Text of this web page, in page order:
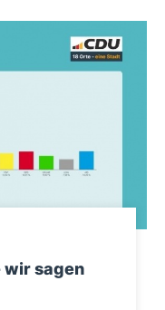
wir sagen